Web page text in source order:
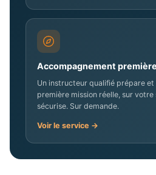
Accompagnement
Un instructeur qualifié prépare
première mission réelle, sur votre
sécurise. Sur demande.
Voir le service →